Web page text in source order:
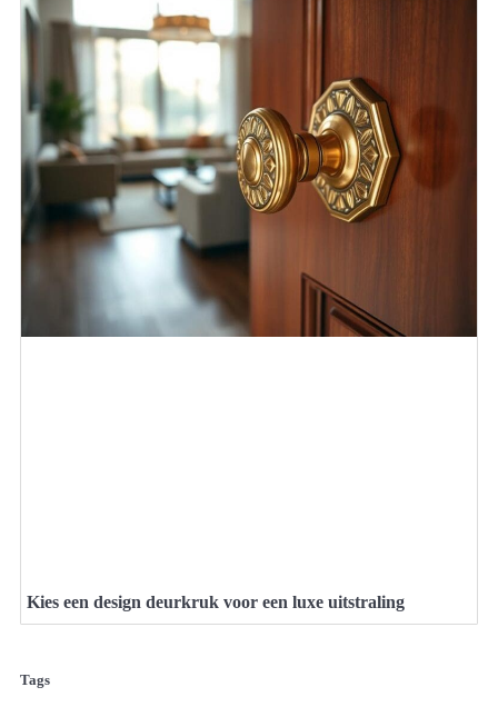
Kies een design deurkruk voor een luxe uitstraling
Tags